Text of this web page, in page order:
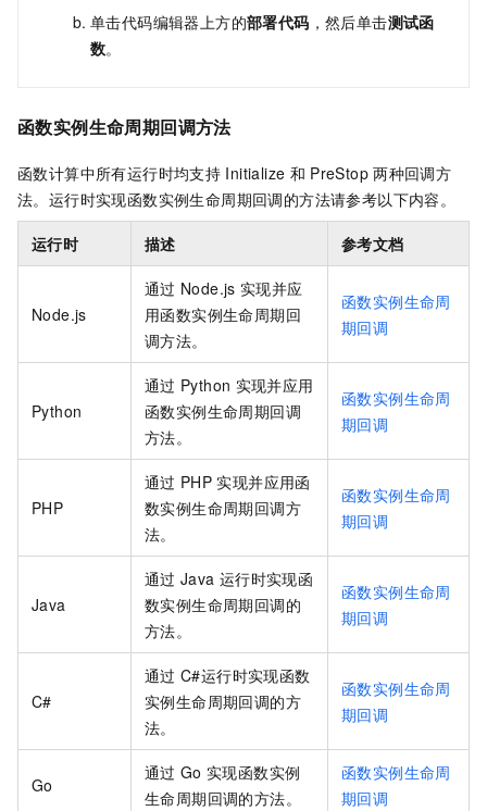
单击代码编辑器上方的部署代码 ，然后单击测试函
数。
函数实例生命周期回调方法
函数计算中所有运行时均支持 Initialize 和 PreStop 两种回调方
法。运行时实现函数实例生命周期回调的方法请参考以下内容。
运行时 描述 参考文档
Node.js
通过 Node.js 实现并应
用函数实例生命周期回
调方法。
函数实例生命周
期回调
Python
通过 Python 实现并应用
函数实例生命周期回调
方法。
函数实例生命周
期回调
PHP
通过 PHP 实现并应用函
数实例生命周期回调方
法。
函数实例生命周
期回调
Java
通过 Java 运行时实现函
数实例生命周期回调的
方法。
函数实例生命周
期回调
C#
通过 C#运行时实现函数
实例生命周期回调的方
法。
函数实例生命周
期回调
Go
通过 Go 实现函数实例
生命周期回调的方法。
函数实例生命周
期回调